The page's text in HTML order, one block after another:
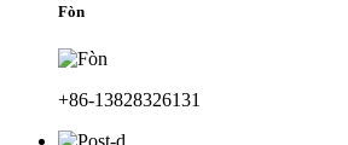
Fòn
+86-13828326131